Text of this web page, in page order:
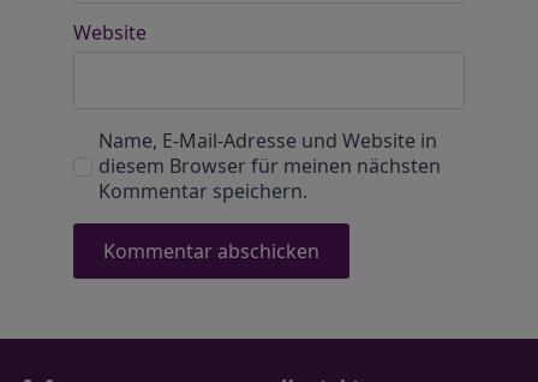
Website
Name, E-Mail-Adresse und Website in
diesem Browser für meinen nächsten
Kommentar speichern.